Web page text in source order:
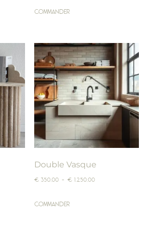
COMMANDER
Double Vasque
€ 350,00 – € 1.250,00
COMMANDER